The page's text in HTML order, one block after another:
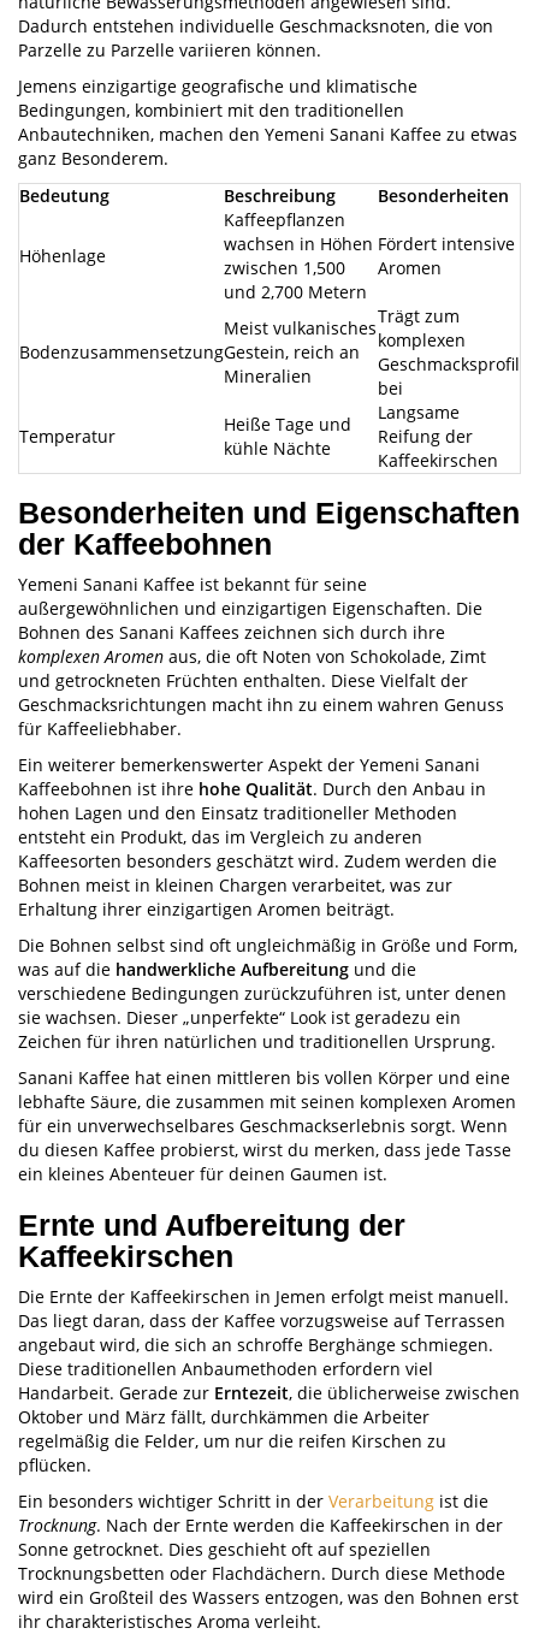
Dadurch entstehen individuelle Geschmacksnoten, die von
Parzelle zu Parzelle variieren können.
Jemens einzigartige geografische und klimatische
Bedingungen, kombiniert mit den traditionellen
Anbautechniken, machen den Yemeni Sanani Kaffee zu etwas
ganz Besonderem.
Bedeutung
Beschreibung Besonderheiten
Höhenlage
Kaffeepflanzen
wachsen in Höhen
zwischen 1,500
und 2,700 Metern
Fördert intensive
Aromen
Bodenzusammensetzung
Meist vulkanisches
Gestein, reich an
Mineralien
Trägt zum
komplexen
Geschmacksprofil
bei
Temperatur
Heiße Tage und
kühle Nächte
Langsame
Reifung der
Kaffeekirschen
Besonderheiten und Eigenschaften
der Kaffeebohnen
Yemeni Sanani Kaffee ist bekannt für seine
außergewöhnlichen und einzigartigen Eigenschaften. Die
Bohnen des Sanani Kaffees zeichnen sich durch ihre
komplexen Aromen aus, die oft Noten von Schokolade, Zimt
und getrockneten Früchten enthalten. Diese Vielfalt der
Geschmacksrichtungen macht ihn zu einem wahren Genuss
für Kaffeeliebhaber.
Ein weiterer bemerkenswerter Aspekt der Yemeni Sanani
Kaffeebohnen ist ihre hohe Qualität. Durch den Anbau in
hohen Lagen und den Einsatz traditioneller Methoden
entsteht ein Produkt, das im Vergleich zu anderen
Kaffeesorten besonders geschätzt wird. Zudem werden die
Bohnen meist in kleinen Chargen verarbeitet, was zur
Erhaltung ihrer einzigartigen Aromen beiträgt.
Die Bohnen selbst sind oft ungleichmäßig in Größe und Form,
was auf die handwerkliche Aufbereitung und die
verschiedene Bedingungen zurückzuführen ist, unter denen
sie wachsen. Dieser „unperfekte“ Look ist geradezu ein
Zeichen für ihren natürlichen und traditionellen Ursprung.
Sanani Kaffee hat einen mittleren bis vollen Körper und eine
lebhafte Säure, die zusammen mit seinen komplexen Aromen
für ein unverwechselbares Geschmackserlebnis sorgt. Wenn
du diesen Kaffee probierst, wirst du merken, dass jede Tasse
ein kleines Abenteuer für deinen Gaumen ist.
Ernte und Aufbereitung der
Kaffeekirschen
Die Ernte der Kaffeekirschen in Jemen erfolgt meist manuell.
Das liegt daran, dass der Kaffee vorzugsweise auf Terrassen
angebaut wird, die sich an schroffe Berghänge schmiegen.
Diese traditionellen Anbaumethoden erfordern viel
Handarbeit. Gerade zur Erntezeit, die üblicherweise zwischen
Oktober und März fällt, durchkämmen die Arbeiter
regelmäßig die Felder, um nur die reifen Kirschen zu
pflücken.
Ein besonders wichtiger Schritt in der Verarbeitung ist die
Trocknung. Nach der Ernte werden die Kaffeekirschen in der
Sonne getrocknet. Dies geschieht oft auf speziellen
Trocknungsbetten oder Flachdächern. Durch diese Methode
wird ein Großteil des Wassers entzogen, was den Bohnen erst
ihr charakteristisches Aroma verleiht.